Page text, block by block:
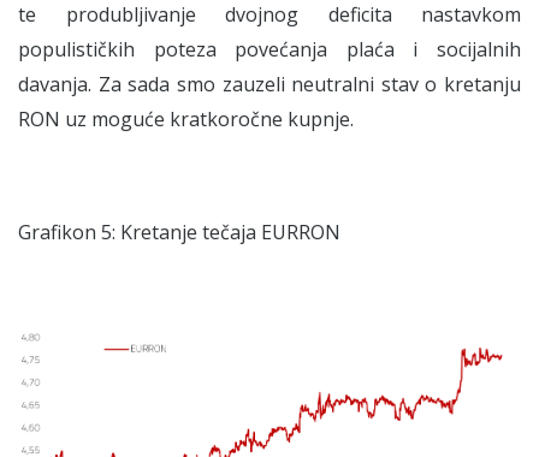
te produbljivanje dvojnog deficita nastavkom
populističkih poteza povećanja plaća i socijalnih
davanja. Za sada smo zauzeli neutralni stav o kretanju
RON uz moguće kratkoročne kupnje.
Grafikon 5: Kretanje tečaja EURRON